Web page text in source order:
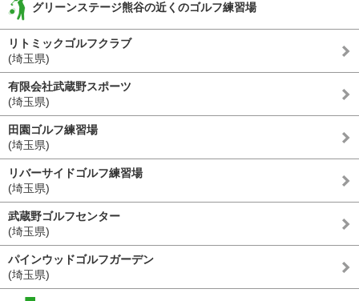
グリーンステージ熊谷の近くのゴルフ練習場
リトミックゴルフクラブ
(埼玉県)
有限会社武蔵野スポーツ
(埼玉県)
田園ゴルフ練習場
(埼玉県)
リバーサイドゴルフ練習場
(埼玉県)
武蔵野ゴルフセンター
(埼玉県)
パインウッドゴルフガーデン
(埼玉県)